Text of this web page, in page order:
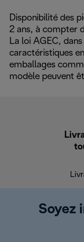
Disponibilité des
2 ans, à compter
La loi AGEC,
caractéristiques
emballages
modèle peuvent
Soyez